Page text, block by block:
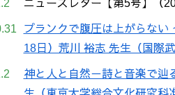
ニューズレター【第5号】（
プランクで腹圧は上がらない
18日）荒川 裕志 先生（国際
神と人と自然－詩と音楽で辿